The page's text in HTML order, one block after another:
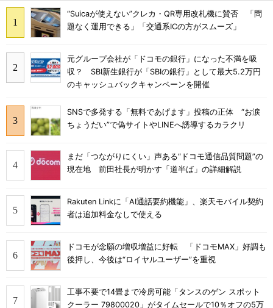
“Suicaが使えない”クレカ・QR専用改札機に賛否 「問
題なく運用できる」「交通系ICの方がスムーズ」
元グループ会社が「ドコモの銀行」になった不満を吸
収？ SBI新生銀行が「SBIの銀行」として最大5.2万円
のキャッシュバックキャンペーンを開催
SNSで多発する「無料であげます」投稿の正体 “お涙
ちょうだい”で偽サイトやLINEへ誘導するカラクリ
まだ「つながりにくい」声ある“ドコモ通信品質問題”の
現在地 前田社長が明かす「道半ば」の詳細解説
Rakuten Linkに「AI通話要約機能」、楽天モバイル契約
者は追加料金なしで使える
ドコモが念願の増収増益に好転 「ドコモMAX」好調も
後押し、今後は“ロイヤルユーザー”を重視
工事不要で14畳まで冷房可能「タンスのゲン スポット
クーラー 79800020」がタイムセールで10％オフの5万